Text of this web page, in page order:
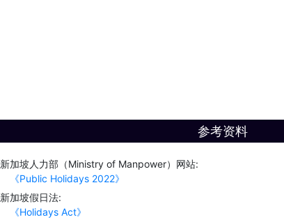
参考资料
新加坡人力部（Ministry of Manpower）网站:
《Public Holidays 2022》
新加坡假日法:
《Holidays Act》